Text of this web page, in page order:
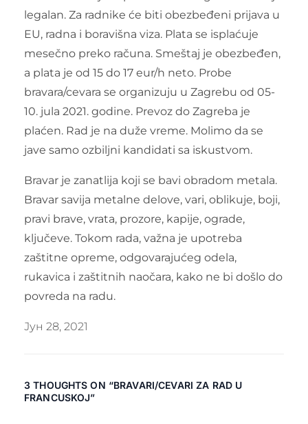
legalan. Za radnike će biti obezbeđeni prijava u
EU, radna i boravišna viza. Plata se isplaćuje
mesečno preko računa. Smeštaj je obezbeđen,
a plata je od 15 do 17 eur/h neto. Probe
bravara/cevara se organizuju u Zagrebu od 05-
10. jula 2021. godine. Prevoz do Zagreba je
plaćen. Rad je na duže vreme. Molimo da se
jave samo ozbiljni kandidati sa iskustvom.
Bravar je zanatlija koji se bavi obradom metala.
Bravar savija metalne delove, vari, oblikuje, boji,
pravi brave, vrata, prozore, kapije, ograde,
ključeve. Tokom rada, važna je upotreba
zaštitne opreme, odgovarajućeg odela,
rukavica i zaštitnih naočara, kako ne bi došlo do
povreda na radu.
Јун 28, 2021
3 THOUGHTS ON “BRAVARI/CEVARI ZA RAD U
FRANCUSKOJ”